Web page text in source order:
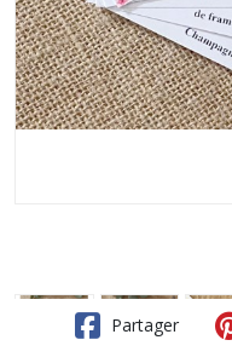
Partager